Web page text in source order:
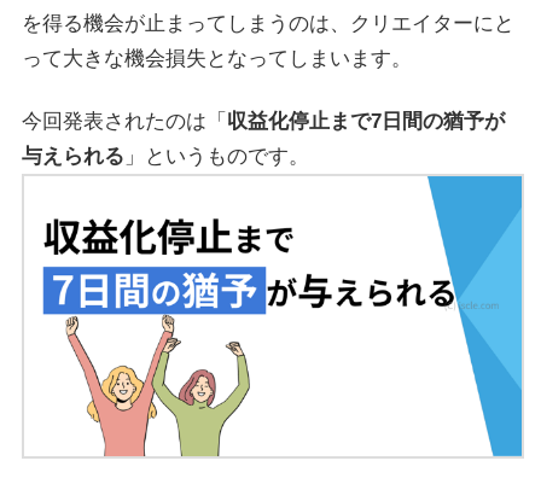
を得る機会が止まってしまうのは、クリエイターにと
って大きな機会損失となってしまいます。
今回発表されたのは「 収益化停止まで7日間の猶予が
与えられる 」というものです。